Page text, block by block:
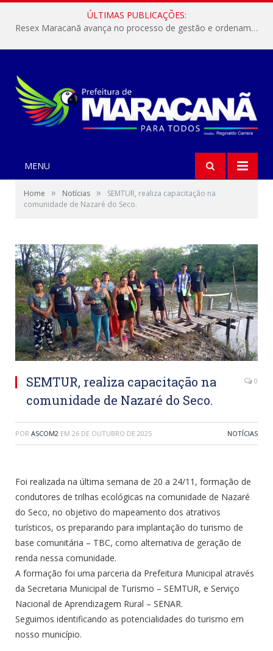
ÚLTIMAS PUBLICAÇÕES:
Resex Maracanã avança no processo de gestão e ordenamento do turismo em nossas áreas protegidas.
MENU
Home » Notícias »
SEMTUR, realiza capacitação na
comunidade de Nazaré do Seco.
SEMTUR, realiza capacitação na
comunidade de Nazaré do Seco.
0
POR ASCOM2 EM 26 DE OUTUBRO DE 2025 NOTÍCIAS
Foi realizada na última semana de 20 a 24/11, formação de
condutores de trilhas ecológicas na comunidade de Nazaré
do Seco, no objetivo do mapeamento dos atrativos
turísticos, os preparando para implantação do turismo de
base comunitária – TBC, como alternativa de geração de
renda nessa comunidade.
A formação foi uma parceria da Prefeitura Municipal através
da Secretaria Municipal de Turismo – SEMTUR, e Serviço
Nacional de Aprendizagem Rural – SENAR.
Seguimos identificando as potencialidades do turismo em
nosso município.